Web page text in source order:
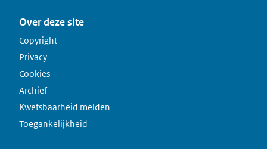
Over deze site
Copyright
Privacy
Cookies
Archief
Kwetsbaarheid melden
Toegankelijkheid